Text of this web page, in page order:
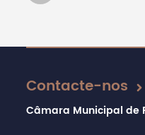
Atualizado em 02/
Contacte-nos
Câmara Municipal de